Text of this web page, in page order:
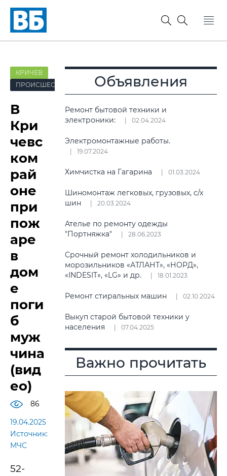
КРИЧЕВ
ПРОИСШЕСТВИЯ
В
Кри
чевс
ком
рай
оне
при
пож
аре
в
дом
е
поги
б
муж
чина
(вид
ео)
86
19.04.2025
Источник:
МЧС
52-
Объявления
Ремонт бытовой техники и
электроники:
02.04.2024
Электромонтажные работы.
19.07.2024
Химчистка на Гагарина 01.03.2024
Шиномонтаж легковых, грузовых, с/х
шин
20.03.2024
Ателье по ремонту одежды
"Портняжка"
28.06.2023
Срочный ремонт холодильников и
морозильников «АТЛАНТ», «НОРД»,
«INDESIT», «LG» и др.
18.01.2023
Ремонт стиральных машин 02.10.2024
Выкуп старой бытовой техники у
населения
07.04.2025
Важно прочитать